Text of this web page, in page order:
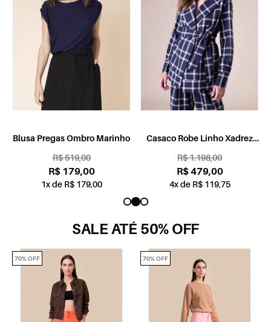
Blusa Pregas Ombro Marinho
R$ 519,00
R$ 179,00
1x de R$ 179,00
Casaco Robe Linho Xadrez
R$ 1.198,00
R$ 479,00
4x de R$ 119,75
SALE ATÉ 50% OFF
70% OFF 70% OFF